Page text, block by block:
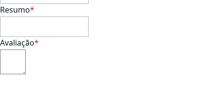
Resumo
Avaliação